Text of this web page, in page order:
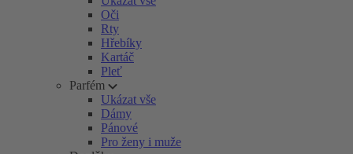
Oči
Rty
Hřebíky
Kartáč
Pleť
Parfém
Ukázat vše
Dámy
Pánové
Pro ženy i muže